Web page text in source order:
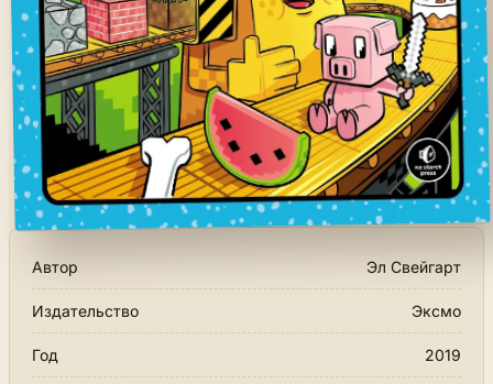
Автор Эл Свейгарт
Издательство Эксмо
Год 2019